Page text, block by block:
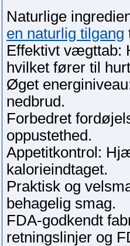
Naturlige
en naturlig tilgang
Effektivt vægttab:
hvilket fører til
Øget
nedbrud.
Forbedret
oppustethed.
Appetitkontrol:
kalorieindtaget.
Praktisk og
behagelig smag.
FDA-godkendt
retningslinjer og